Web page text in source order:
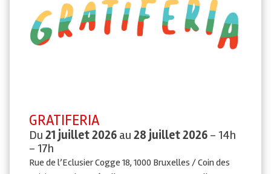
GRATIFERIA
Du 21 juillet 2026 au 28 juillet 2026 - 14h
- 17h
Rue de l’Eclusier Cogge 18, 1000 Bruxelles / Coin des